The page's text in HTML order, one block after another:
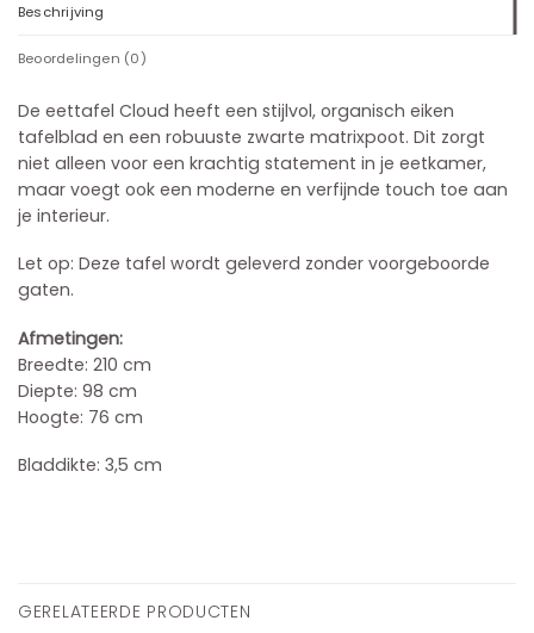
Beschrijving
Beoordelingen (0)
De eettafel Cloud heeft een stijlvol, organisch eiken
tafelblad en een robuuste zwarte matrixpoot. Dit zorgt
niet alleen voor een krachtig statement in je eetkamer,
maar voegt ook een moderne en verfijnde touch toe aan
je interieur.
Let op: Deze tafel wordt geleverd zonder voorgeboorde
gaten.
Afmetingen:
Breedte: 210 cm
Diepte: 98 cm
Hoogte: 76 cm
Bladdikte: 3,5 cm
GERELATEERDE PRODUCTEN